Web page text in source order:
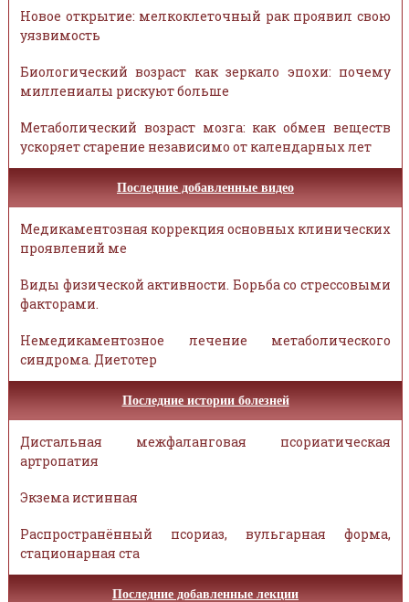
Новое открытие: мелкоклеточный рак проявил свою
уязвимость
Биологический возраст как зеркало эпохи: почему
миллениалы рискуют больше
Метаболический возраст мозга: как обмен веществ
ускоряет старение независимо от календарных лет
Последние добавленные видео
Медикаментозная коррекция основных клинических
проявлений ме
Виды физической активности. Борьба со стрессовыми
факторами.
Немедикаментозное лечение метаболического
синдрома. Диетотер
Последние истории болезней
Дистальная межфаланговая псориатическая
артропатия
Экзема истинная
Распространённый псориаз, вульгарная форма,
стационарная ста
Последние добавленные лекции